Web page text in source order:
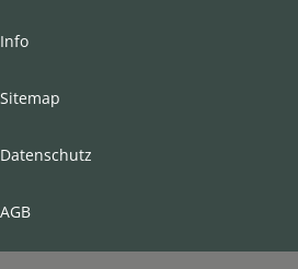
Info
Sitemap
Datenschutz
AGB